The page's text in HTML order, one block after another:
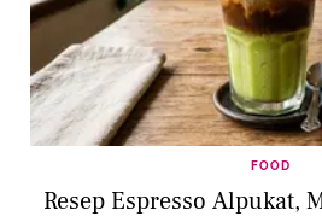
FOOD
Resep Espresso Alpukat,